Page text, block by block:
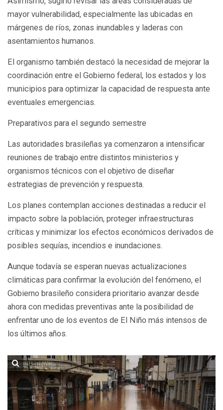
mayor vulnerabilidad, especialmente las ubicadas en
márgenes de ríos, zonas inundables y laderas con
asentamientos humanos.
El organismo también destacó la necesidad de mejorar la
coordinación entre el Gobierno federal, los estados y los
municipios para optimizar la capacidad de respuesta ante
eventuales emergencias.
Preparativos para el segundo semestre
Las autoridades brasileñas ya comenzaron a intensificar
reuniones de trabajo entre distintos ministerios y
organismos técnicos con el objetivo de diseñar
estrategias de prevención y respuesta.
Los planes contemplan acciones destinadas a reducir el
impacto sobre la población, proteger infraestructuras
críticas y minimizar los efectos económicos derivados de
posibles sequías, incendios e inundaciones.
Aunque todavía se esperan nuevas actualizaciones
climáticas para confirmar la evolución del fenómeno, el
Gobierno brasileño considera prioritario avanzar desde
ahora con medidas preventivas ante la posibilidad de
enfrentar uno de los eventos de El Niño más intensos de
los últimos años.